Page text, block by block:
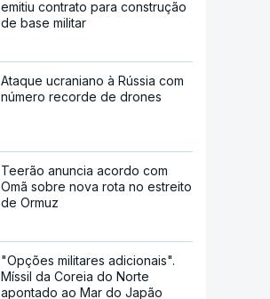
emitiu contrato para construção
de base militar
Ataque ucraniano à Rússia com
número recorde de drones
Teerão anuncia acordo com
Omã sobre nova rota no estreito
de Ormuz
"Opções militares adicionais".
Míssil da Coreia do Norte
apontado ao Mar do Japão